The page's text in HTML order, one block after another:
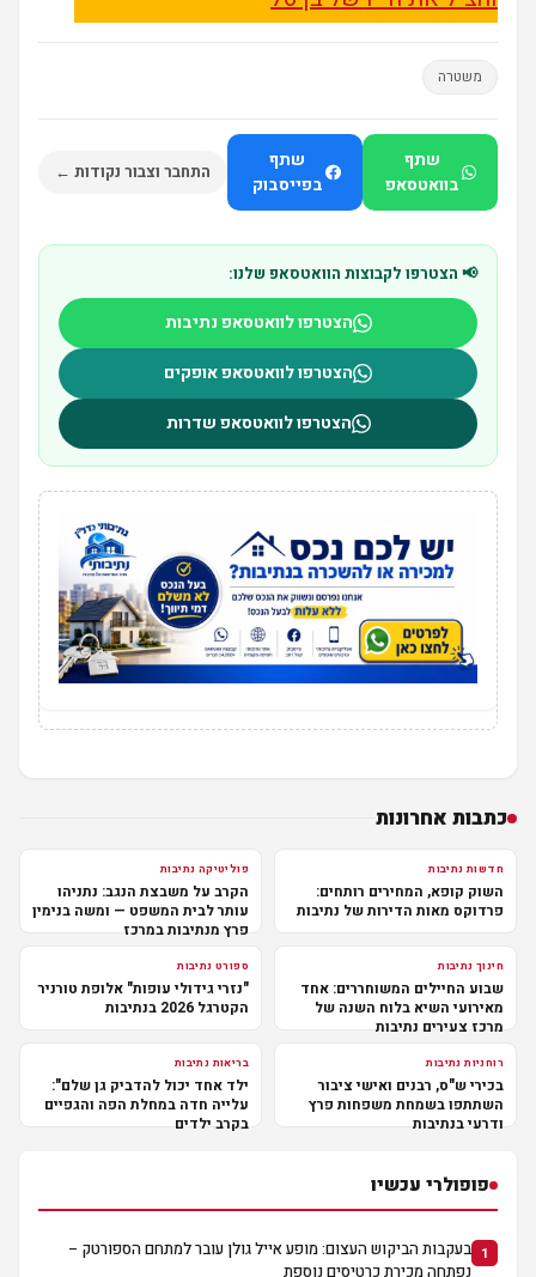
משטרה
שתף
בוואטסאפ
שתף
בפייסבוק
התחבר וצבור נקודות ←
📢 הצטרפו לקבוצות הוואטסאפ שלנו:
הצטרפו לוואטסאפ נתיבות
הצטרפו לוואטסאפ אופקים
הצטרפו לוואטסאפ שדרות
כתבות אחרונות
חדשות נתיבות
השוק קופא, המחירים רותחים:
פרדוקס מאות הדירות של נתיבות
פוליטיקה נתיבות
הקרב על משבצת הנגב: נתניהו
עותר לבית המשפט — ומשה בנימין
פרץ מנתיבות במרכז
חינוך נתיבות
שבוע החיילים המשוחררים: אחד
מאירועי השיא בלוח השנה של
מרכז צעירים נתיבות
ספורט נתיבות
"נזרי גידולי עופות" אלופת טורניר
הקטרגל 2026 בנתיבות
רוחניות נתיבות
בכירי ש"ס, רבנים ואישי ציבור
השתתפו בשמחת משפחות פרץ
ודרעי בנתיבות
בריאות נתיבות
ילד אחד יכול להדביק גן שלם":
עלייה חדה במחלת הפה והגפיים
בקרב ילדים
פופולרי עכשיו
1 בעקבות הביקוש העצום: מופע אייל גולן עובר למתחם הספורטק –
נפתחה מכירת כרטיסים נוספת